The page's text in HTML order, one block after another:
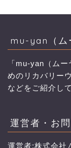
mu-yan（
「mu-yan（ム
めのリカバリー
などをご紹介し
運営者・お
運営者:株式会社